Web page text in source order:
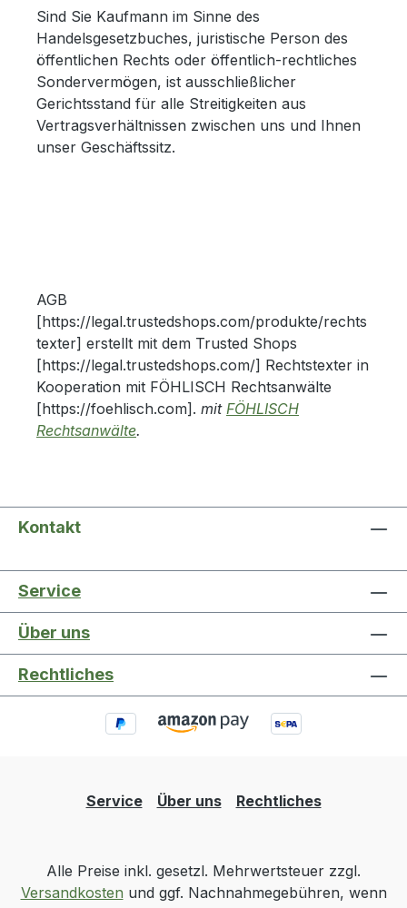
Sind Sie Kaufmann im Sinne des
Handelsgesetzbuches, juristische Person des
öffentlichen Rechts oder öffentlich-rechtliches
Sondervermögen, ist ausschließlicher
Gerichtsstand für alle Streitigkeiten aus
Vertragsverhältnissen zwischen uns und Ihnen
unser Geschäftssitz.
AGB
[https://legal.trustedshops.com/produkte/rechts
texter] erstellt mit dem Trusted Shops
[https://legal.trustedshops.com/] Rechtstexter in
Kooperation mit FÖHLISCH Rechtsanwälte
[https://foehlisch.com]. mit FÖHLISCH
Rechtsanwälte.
Kontakt
Service
Über uns
Rechtliches
Service Über uns Rechtliches
Alle Preise inkl. gesetzl. Mehrwertsteuer zzgl.
Versandkosten und ggf. Nachnahmegebühren, wenn